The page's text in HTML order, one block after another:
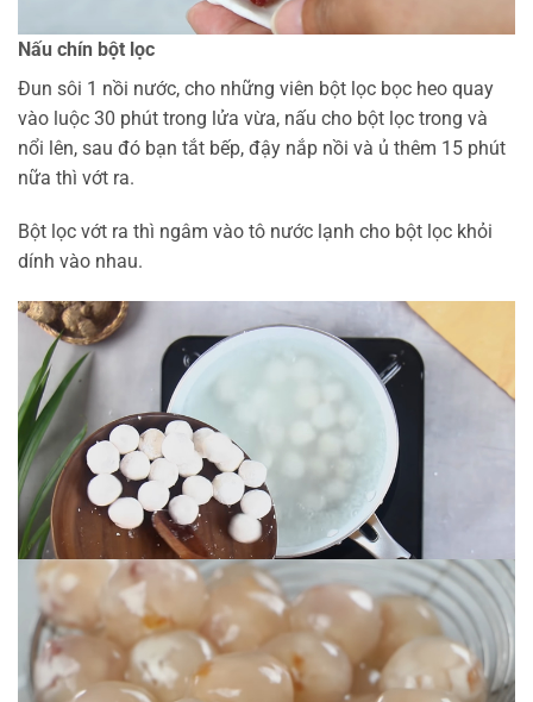
Nấu chín bột lọc
Đun sôi 1 nồi nước, cho những viên bột lọc bọc heo quay
vào luộc 30 phút trong lửa vừa, nấu cho bột lọc trong và
nổi lên, sau đó bạn tắt bếp, đậy nắp nồi và ủ thêm 15 phút
nữa thì vớt ra.
Bột lọc vớt ra thì ngâm vào tô nước lạnh cho bột lọc khỏi
dính vào nhau.